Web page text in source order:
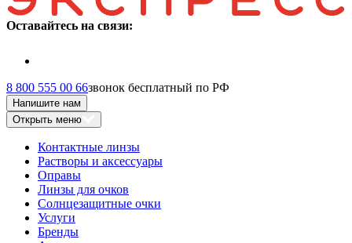
Оставайтесь на связи:
8 800 555 00 66звонок бесплатный по РФ
Напишите нам
Открыть меню
Контактные линзы
Растворы и аксессуары
Оправы
Линзы для очков
Солнцезащитные очки
Услуги
Бренды